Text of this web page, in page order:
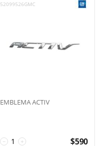
52099526GMC
EMBLEMA ACTIV
+
− $590